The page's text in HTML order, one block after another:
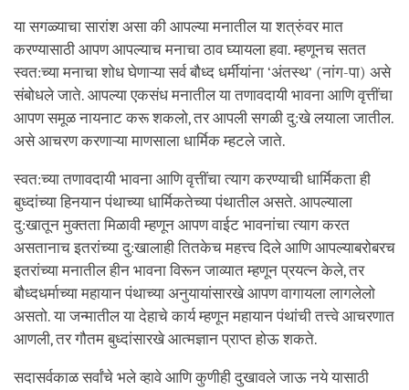
या सगळ्याचा सारांश असा की आपल्या मनातील या शत्रुंवर मात
करण्यासाठी आपण आपल्याच मनाचा ठाव घ्यायला हवा. म्हणूनच सतत
स्वत:च्या मनाचा शोध घेणाऱ्या सर्व बौध्द धर्मीयांना ‘अंतस्थ’ (नांग-पा) असे
संबोधले जाते. आपल्या एकसंध मनातील या तणावदायी भावना आणि वृत्तींचा
आपण समूळ नायनाट करू शकलो, तर आपली सगळी दु:खे लयाला जातील.
असे आचरण करणाऱ्या माणसाला धार्मिक म्हटले जाते.
स्वत:च्या तणावदायी भावना आणि वृत्तींचा त्याग करण्याची धार्मिकता ही
बुध्दांच्या हिनयान पंथाच्या धार्मिकतेच्या पंथातील असते. आपल्याला
दु:खातून मुक्तता मिळावी म्हणून आपण वाईट भावनांचा त्याग करत
असतानाच इतरांच्या दु:खालाही तितकेच महत्त्व दिले आणि आपल्याबरोबरच
इतरांच्या मनातील हीन भावना विरून जाव्यात म्हणून प्रयत्न केले, तर
बौध्दधर्माच्या महायान पंथाच्या अनुयायांसारखे आपण वागायला लागलेलो
असतो. या जन्मातील या देहाचे कार्य म्हणून महायान पंथांची तत्त्वे आचरणात
आणली, तर गौतम बुध्दांसारखे आत्मज्ञान प्राप्त होऊ शकते.
सदासर्वकाळ सर्वांचे भले व्हावे आणि कुणीही दुखावले जाऊ नये यासाठी